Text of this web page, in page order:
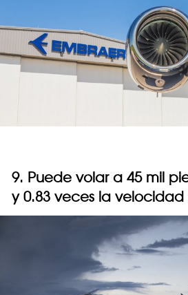
9. Puede volar a 45 mil
y 0.83 veces la velocidad